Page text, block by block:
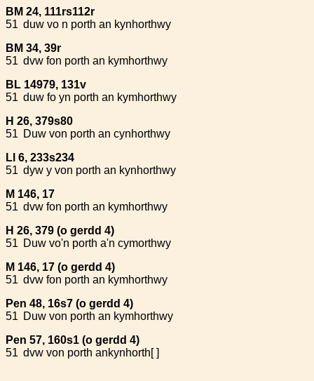
BM 24, 111rs112r
51 duw vo n porth an kynhorthwy
BM 34, 39r
51 dvw fon porth an kymhorthwy
BL 14979, 131v
51 duw fo yn porth an kymhorthwy
H 26, 379s80
51 Duw von porth an cynhorthwy
Ll 6, 233s234
51 dyw y von porth an kynhorthwy
M 146, 17
51 dvw fon porth an kymhorthwy
H 26, 379 (o gerdd 4)
51 Duw vo'n porth a'n cymorthwy
M 146, 17 (o gerdd 4)
51 dvw fon porth an kymhorthwy
Pen 48, 16s7 (o gerdd 4)
51 Duw von porth an kymhorthwy
Pen 57, 160s1 (o gerdd 4)
51 dvw von porth ankynhorth[ ]